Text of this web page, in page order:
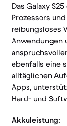
Das Galaxy
Prozessors
reibungsloses
Anwendungen
ebenfalls eine
alltäglichen
Apps,
Hard- und
Akkuleistung: